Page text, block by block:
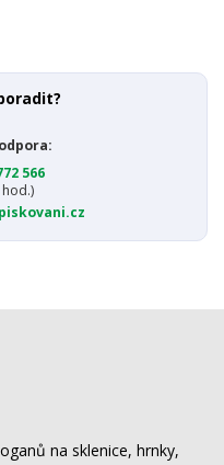
566
hod.)
na sklenice, hrnky,